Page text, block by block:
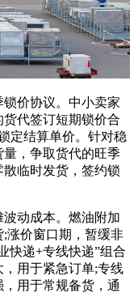
价协议。中小卖家
代签订短期锁价合
定结算单价。针对稳
，争取货代的旺季
临时发货，签约锁
动成本。燃油附加
涨价窗口期，暂缓非
快递+专线快递”组合
用于紧急订单;专线
用于常规备货，通